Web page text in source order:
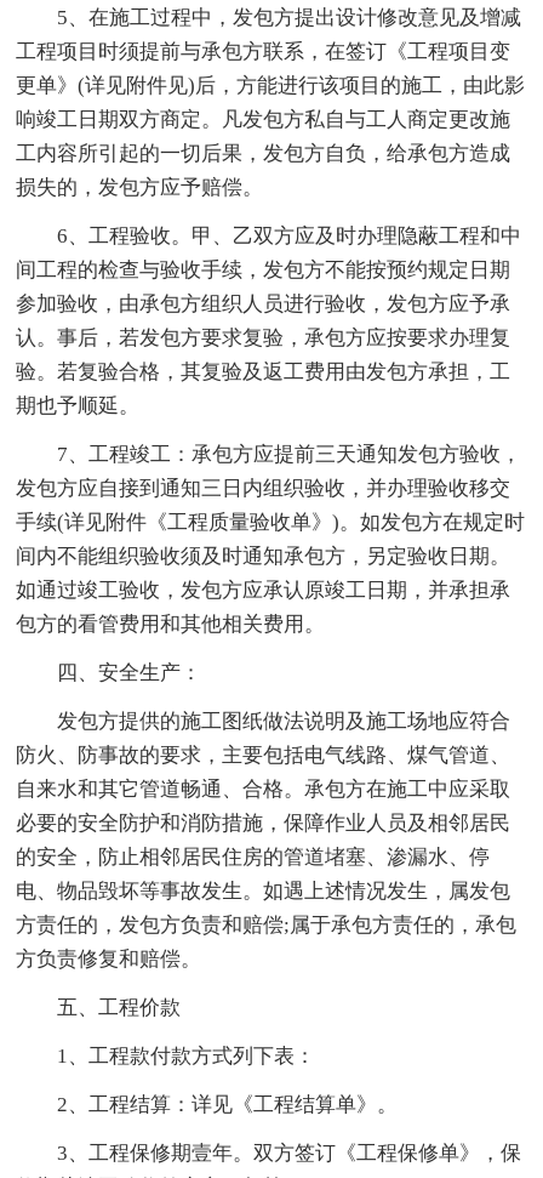
5、在施工过程中，发包方提出设计修改意见及增减
工程项目时须提前与承包方联系，在签订《工程项目变
更单》(详见附件见)后，方能进行该项目的施工，由此影
响竣工日期双方商定。凡发包方私自与工人商定更改施
工内容所引起的一切后果，发包方自负，给承包方造成
损失的，发包方应予赔偿。
6、工程验收。甲、乙双方应及时办理隐蔽工程和中
间工程的检查与验收手续，发包方不能按预约规定日期
参加验收，由承包方组织人员进行验收，发包方应予承
认。事后，若发包方要求复验，承包方应按要求办理复
验。若复验合格，其复验及返工费用由发包方承担，工
期也予顺延。
7、工程竣工：承包方应提前三天通知发包方验收，
发包方应自接到通知三日内组织验收，并办理验收移交
手续(详见附件《工程质量验收单》)。如发包方在规定时
间内不能组织验收须及时通知承包方，另定验收日期。
如通过竣工验收，发包方应承认原竣工日期，并承担承
包方的看管费用和其他相关费用。
四、安全生产：
发包方提供的施工图纸做法说明及施工场地应符合
防火、防事故的要求，主要包括电气线路、煤气管道、
自来水和其它管道畅通、合格。承包方在施工中应采取
必要的安全防护和消防措施，保障作业人员及相邻居民
的安全，防止相邻居民住房的管道堵塞、渗漏水、停
电、物品毁坏等事故发生。如遇上述情况发生，属发包
方责任的，发包方负责和赔偿;属于承包方责任的，承包
方负责修复和赔偿。
五、工程价款
1、工程款付款方式列下表：
2、工程结算：详见《工程结算单》。
3、工程保修期壹年。双方签订《工程保修单》，保